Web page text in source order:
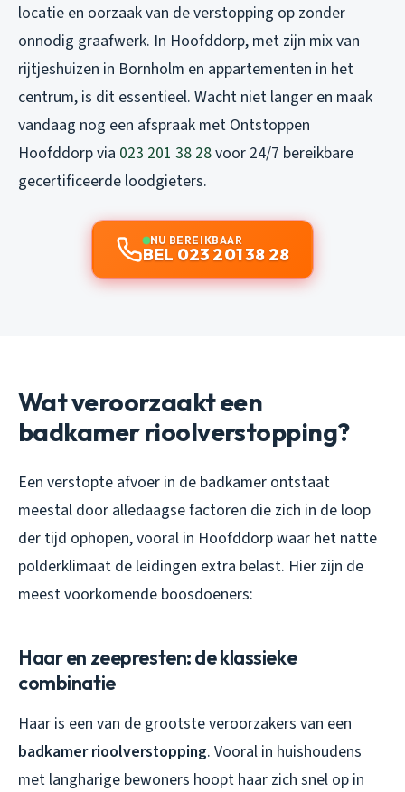
locatie en oorzaak van de verstopping op zonder
onnodig graafwerk. In Hoofddorp, met zijn mix van
rijtjeshuizen in Bornholm en appartementen in het
centrum, is dit essentieel. Wacht niet langer en maak
vandaag nog een afspraak met Ontstoppen
Hoofddorp via 023 201 38 28voor 24/7 bereikbare
gecertificeerde loodgieters.
NU BEREIKBAAR
BEL 023 201 38 28
Wat veroorzaakt een
badkamer rioolverstopping?
Een verstopte afvoer in de badkamer ontstaat
meestal door alledaagse factoren die zich in de loop
der tijd ophopen, vooral in Hoofddorp waar het natte
polderklimaat de leidingen extra belast. Hier zijn de
meest voorkomende boosdoeners:
Haar en zeepresten: de klassieke
combinatie
Haar is een van de grootste veroorzakers van een
badkamer rioolverstopping. Vooral in huishoudens
met langharige bewoners hoopt haar zich snel op in